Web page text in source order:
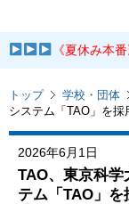
《夏休み本
トップ 学校・団体
システム「TAO」を採
2026年6月1日
TAO、東京科
テム「TAO」を